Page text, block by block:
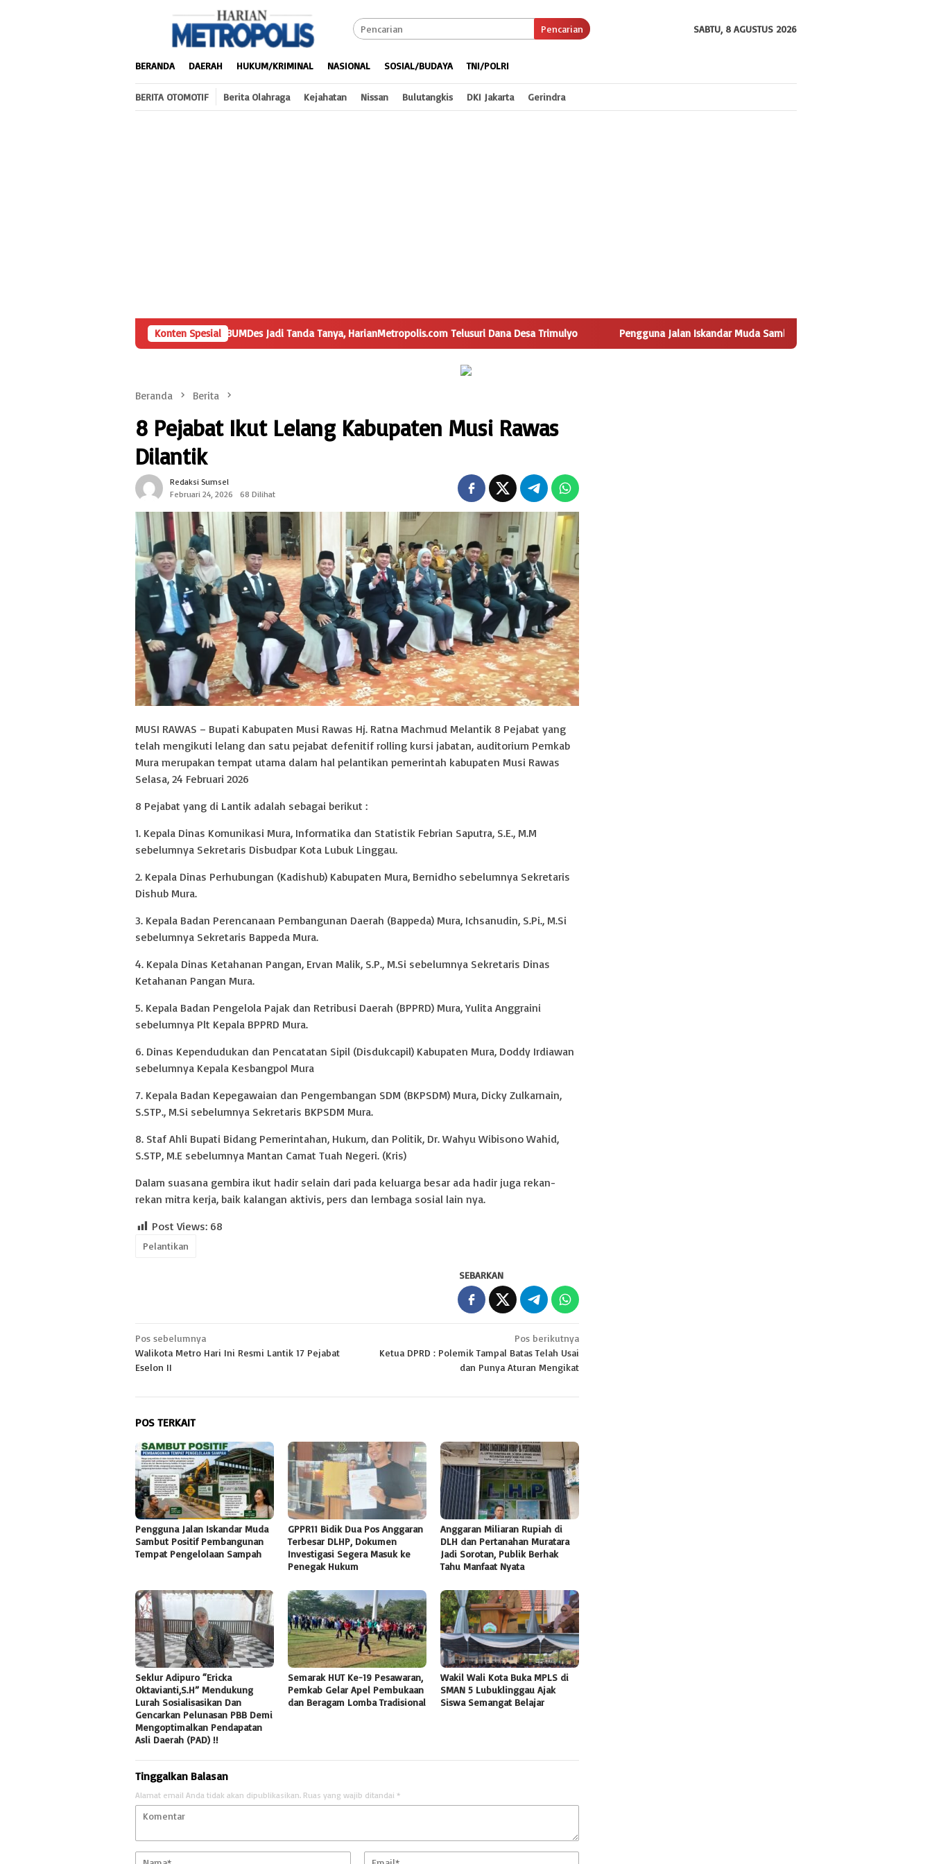
Pencarian SABTU, 8 AGUSTUS 2026
BERANDA DAERAH HUKUM/KRIMINAL NASIONAL SOSIAL/BUDAYA TNI/POLRI
BERITA OTOMOTIF Berita Olahraga Kejahatan Nissan Bulutangkis DKI Jakarta Gerindra
Konten Spesial
Angka Penyertaan Modal BUMDes Jadi Tanda Tanya, HarianMetropolis.com Telusuri Dana Desa Trimulyo Pengguna Jalan Iskandar Muda Sambut Positif Pembangunan Tempat Pengelolaan
Beranda Berita
8 Pejabat Ikut Lelang Kabupaten Musi Rawas
Dilantik
Redaksi Sumsel
Februari 24, 2026
68 Dilihat
MUSI RAWAS – Bupati Kabupaten Musi Rawas Hj. Ratna Machmud Melantik 8 Pejabat yang
telah mengikuti lelang dan satu pejabat defenitif rolling kursi jabatan, auditorium Pemkab
Mura merupakan tempat utama dalam hal pelantikan pemerintah kabupaten Musi Rawas
Selasa, 24 Februari 2026
8 Pejabat yang di Lantik adalah sebagai berikut :
1. Kepala Dinas Komunikasi Mura, Informatika dan Statistik Febrian Saputra, S.E., M.M
sebelumnya Sekretaris Disbudpar Kota Lubuk Linggau.
2. Kepala Dinas Perhubungan (Kadishub) Kabupaten Mura, Bernidho sebelumnya Sekretaris
Dishub Mura.
3. Kepala Badan Perencanaan Pembangunan Daerah (Bappeda) Mura, Ichsanudin, S.Pi., M.Si
sebelumnya Sekretaris Bappeda Mura.
4. Kepala Dinas Ketahanan Pangan, Ervan Malik, S.P., M.Si sebelumnya Sekretaris Dinas
Ketahanan Pangan Mura.
5. Kepala Badan Pengelola Pajak dan Retribusi Daerah (BPPRD) Mura, Yulita Anggraini
sebelumnya Plt Kepala BPPRD Mura.
6. Dinas Kependudukan dan Pencatatan Sipil (Disdukcapil) Kabupaten Mura, Doddy Irdiawan
sebelumnya Kepala Kesbangpol Mura
7. Kepala Badan Kepegawaian dan Pengembangan SDM (BKPSDM) Mura, Dicky Zulkarnain,
S.STP., M.Si sebelumnya Sekretaris BKPSDM Mura.
8. Staf Ahli Bupati Bidang Pemerintahan, Hukum, dan Politik, Dr. Wahyu Wibisono Wahid,
S.STP, M.E sebelumnya Mantan Camat Tuah Negeri. (Kris)
Dalam suasana gembira ikut hadir selain dari pada keluarga besar ada hadir juga rekan-
rekan mitra kerja, baik kalangan aktivis, pers dan lembaga sosial lain nya.
Post Views: 68
Pelantikan
SEBARKAN
Navigasi
pos
Pos sebelumnya
Walikota Metro Hari Ini Resmi Lantik 17 Pejabat
Eselon II
Pos berikutnya
Ketua DPRD : Polemik Tampal Batas Telah Usai
dan Punya Aturan Mengikat
POS TERKAIT
Pengguna Jalan Iskandar Muda
Sambut Positif Pembangunan
Tempat Pengelolaan Sampah
GPPR11 Bidik Dua Pos Anggaran
Terbesar DLHP, Dokumen
Investigasi Segera Masuk ke
Penegak Hukum
Anggaran Miliaran Rupiah di
DLH dan Pertanahan Muratara
Jadi Sorotan, Publik Berhak
Tahu Manfaat Nyata
Seklur Adipuro “Ericka
Oktavianti,S.H” Mendukung
Lurah Sosialisasikan Dan
Gencarkan Pelunasan PBB Demi
Mengoptimalkan Pendapatan
Asli Daerah (PAD) !!
Semarak HUT Ke-19 Pesawaran,
Pemkab Gelar Apel Pembukaan
dan Beragam Lomba Tradisional
Wakil Wali Kota Buka MPLS di
SMAN 5 Lubuklinggau Ajak
Siswa Semangat Belajar
Tinggalkan Balasan
Alamat email Anda tidak akan dipublikasikan. Ruas yang wajib ditandai *